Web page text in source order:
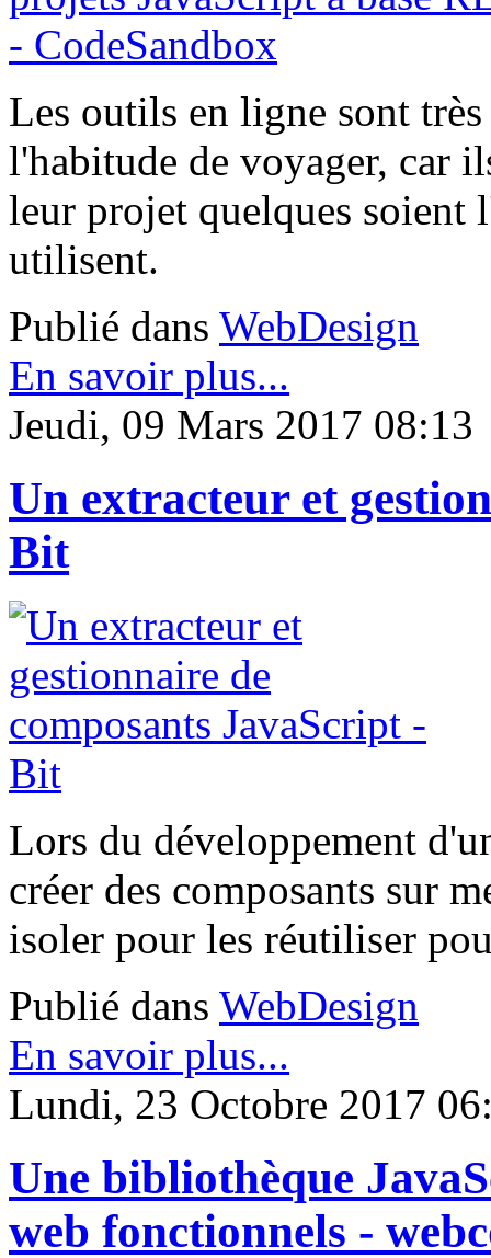
Les outils en ligne sont
l'habitude de voyager, car
leur projet quelques
utilisent.
Publié dans WebDesign
En savoir plus...
Jeudi, 09 Mars 2017 08:13
Un extracteur et
Bit
Lors du développement
créer des composants sur
isoler pour les réutiliser
Publié dans WebDesign
En savoir plus...
Lundi, 23 Octobre 2017
Une bibliothèque
web fonctionnels -